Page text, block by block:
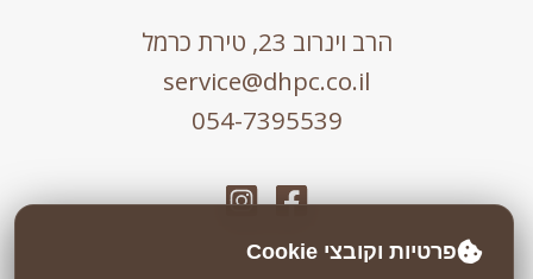
הרב וינרוב 23, טירת כרמל
service@dhpc.co.il
054-7395539
פרטיות וקובצי Cookie